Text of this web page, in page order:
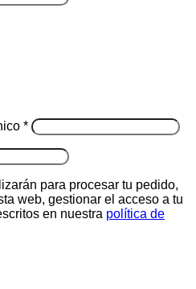
*Obligatorio
para procesar tu pedido,
web, gestionar el acceso a tu
en nuestra política de